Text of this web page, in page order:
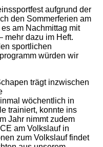
aufgrund der
den Sommerferien am
am Nachmittag mit
mehr dazu im Heft.
sportlichen
würden wir
trägt inzwischen
wöchentlich in
trainiert, konnte ins
Jahr nimmt zudem
am Volkslauf in
zum Volkslauf findet